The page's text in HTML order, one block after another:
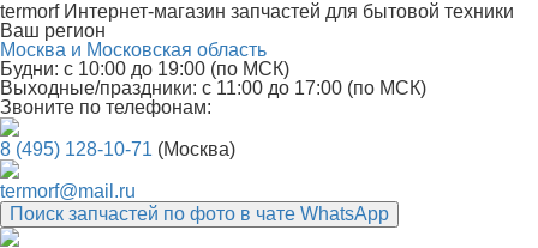
termorf Интернет-магазин запчастей для бытовой техники
Ваш регион
Москва и Московская область
Будни: с 10:00 до 19:00 (по МСК)
Выходные/праздники: с 11:00 до 17:00 (по МСК)
Звоните по телефонам:
8 (495) 128-10-71 (Москва)
termorf@mail.ru
Поиск запчастей по фото в чате WhatsApp